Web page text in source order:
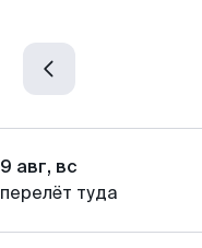
9 авг, вс
перелёт туда